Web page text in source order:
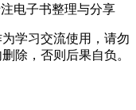
电子书整理与分享
学习交流使用，请勿
除，否则后果自负。